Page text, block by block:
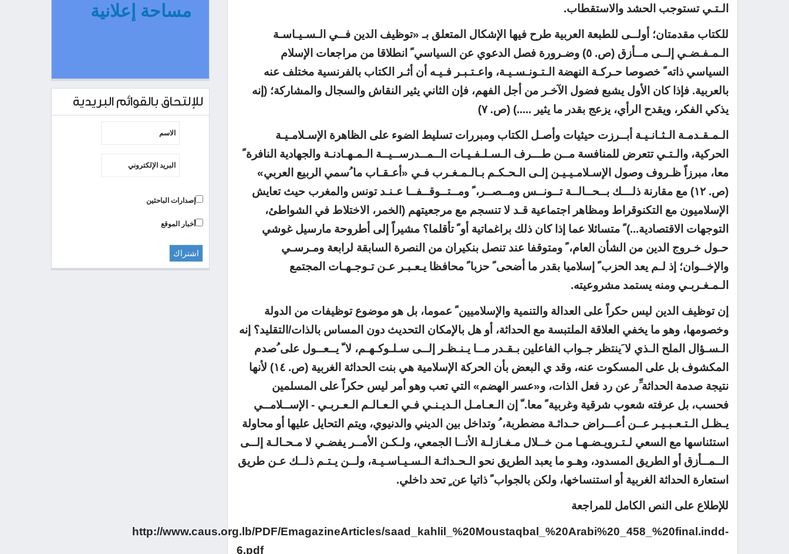
الـتـي تستوجب الحشد والاستقطاب.
للكتاب مقدمتان؛ أولــى للطبعة العربية طرح فيها الإشكال المتعلق بـ «توظيف الدين فــي الـسـيـاسـة
الـمـفـضـي إلــى مــأزق (ص. ٥) وضـرورة فصل الدعوي عن السياسي ً انطلاقا من مراجعات الإسلام
السياسي ذاته ً خصوصا حـركـة النهضة الـتـونـسـيـة، واعـتـبـر فـيـه أن أثـر الكتاب بالفرنسية مختلف عنه
بالعربية. فإذا كان الأول يشبع فضول الآخـر من أجل الفهم، فإن الثاني يثير النقاش والسجال والمشاركة؛ (إنه
يذكي الفكر، ويقدح الرأي، يزعج بقدر ما يثير .....) (ص. ٧)
الـمـقـدمـة الـثـانـيـة أبــرزت حيثيات وأصـل الكتاب ومبررات تسليط الضوء على الظاهرة الإسـلامـيـة
الحركية، والـتـي تتعرض للمنافسة مــن طـــرف الـسـلـفـيـات الــمــدرســيــة الـمـهـادنـة والجهادية النافرة ً
معا، مبرزاً ظـروف وصول الإسـلامـيـيـن إلـى الـحـكـم بـالـمـغـرب فـي «أعـقـاب ما ُسمي الربيع العربي»
(ص. ١٢) مع مقارنة ذلـــك بــحــالــة تــونــس ومــصــر، ً ومــتــوقــفــا عـنـد تونس والمغرب حيث تعايش
الإسلاميون مع التكنوقراط ومظاهر اجتماعية قـد لا تنسجم مع مرجعيتهم (الخمر، الاختلاط في الشواطئ،
التوجهات الاقتصادية...) ً متسائلا عما إذا كان ذلك براغماتية أو ً تأقلما؟ مشيراً إلى أطروحة مارسيل غوشي
حـول خـروج الدين من الشأن العام، ً ومتوقفا عند تنصل بنكيران من النصرة السابقة لرابعة ومـرسـي
والإخــوان؛ إذ لـم يعد الحزب ً إسلاميا بقدر ما أضحى ً حزبا ً محافظا يـعـبـر عـن تـوجـهـات المجتمع
الـمـغـربـي ومنه يستمد مشروعيته.
إن توظيف الدين ليس حكراً على العدالة والتنمية والإسلاميين ً عموما، بل هو موضوع توظيفات من الدولة
وخصومها، وهو ما يخفي العلاقة الملتبسة مع الحداثة، أو هل بالإمكان التحديث دون المساس بالذات/التقليد؟ إنه
الـسـؤال الملح الـذي لا َينتظر جـواب الفاعلين بـقـدر مــا يـنـظـر إلــى سـلـوكـهـم، لا ّ يــعــول على ُصدم
المكشوف بل على المسكوت عنه، وقد ي البعض بأن الحركة الإسلامية هي بنت الحداثة الغربية (ص. ١٤) لأنها
نتيجة صدمة الحداثة ِّر عن رد فعل الذات، و«عسر الهضم» التي تعب وهو أمر ليس حكراً على المسلمين
فحسب، بل عرفته شعوب شرقية وغربية ً معا. ّ إن الـعـامـل الـديـنـي فـي الـعـالـم الـعـربـي - الإســلامــي
يـظـل الـتـعـبـيـر عــن أعـــراض حـداثـة مضطربة، ُ وتداخل بين الديني والدنيوي، ويتم التحايل عليها أو محاولة
استئناسها مع السعي لـتـرويـضـهـا مـن خــلال مـغـازلـة الأنــا الجمعي، ولـكـن الأمــر يفضـي لا مـحـالـة إلــى
الــمــأزق أو الطريق المسدود، وهـو ما يعبد الطريق نحو الـحـداثـة الـسـيـاسـيـة، ولــن يـتـم ذلــك عـن طريق
استعارة الحداثة الغربية أو استنساخها، ولكن بالجواب ً ذاتيا عن ٍ تحد داخلي.
للإطلاع على النص الكامل للمراجعة
http://www.caus.org.lb/PDF/EmagazineArticles/saad_kahlil_%20Moustaqbal_%20Arabi%20_458_%20final.indd-
6.pdf
مساحة إعلانية
للإلتحاق بالقوائم البريدية
إصدارات الباحثين
أخبار الموقع